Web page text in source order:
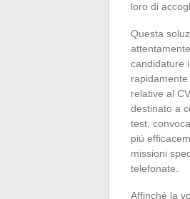
loro di
Questa
candidature
relative al
destinato a
test,
più
missioni
telefonate.
Affinché la